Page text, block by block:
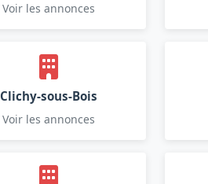
Voir les annonces
Clichy-sous-Bois
Voir les annonces